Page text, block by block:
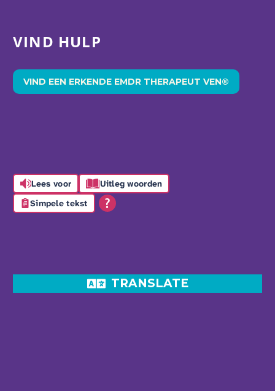
VIND HULP
VIND EEN ERKENDE EMDR THERAPEUT VEN®
Lees voor
Uitleg woorden
Simpele tekst
TRANSLATE